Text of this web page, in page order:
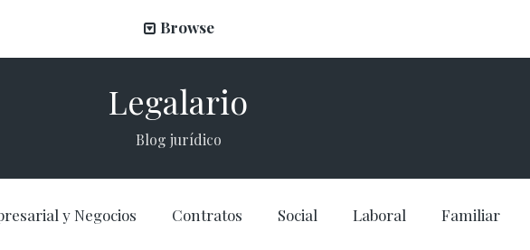
Browse
Legalario
Blog jurídico
y Negocios Contratos Social Laboral Familiar